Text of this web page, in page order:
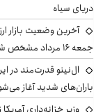
دریای سیاه
آخرین وضعیت بازار
جمعه ۱۶ مرداد مشخص شد
ال‌نینو قدرت‌مند در
باران‌های شدید آغاز